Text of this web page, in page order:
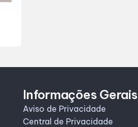
Informações Gerais
Aviso de Privacidade
Central de Privacidade